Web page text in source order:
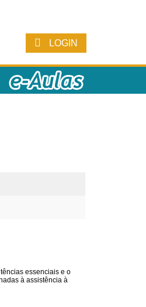
LOGIN
essenciais e o
à assistência à